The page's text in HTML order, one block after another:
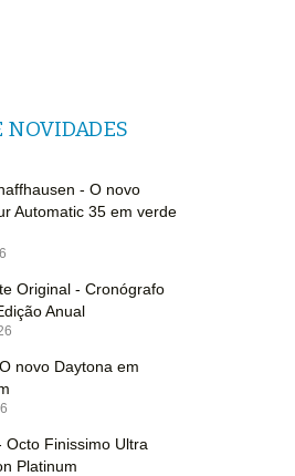
NOVIDADES
- O novo
Automatic 35 em verde
Original - Cronógrafo
Anual
novo Daytona em
Octo Finissimo Ultra
Platinum